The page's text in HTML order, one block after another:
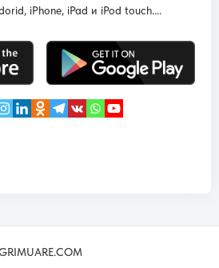
iPhone, iPad и iPod touch....